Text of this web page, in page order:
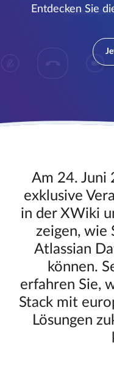
Entdecken Sie
Am 24. Juni
exklusive
in der XWiki
zeigen, wie
Atlassian
können.
erfahren Sie,
Stack mit
Lösungen